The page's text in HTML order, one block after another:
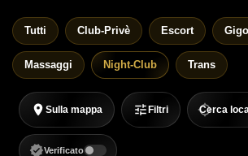
Tutti Club-Privè Escort
Massaggi Night-Club Trans
Sulla mappa Filtri Cerca
Verificato